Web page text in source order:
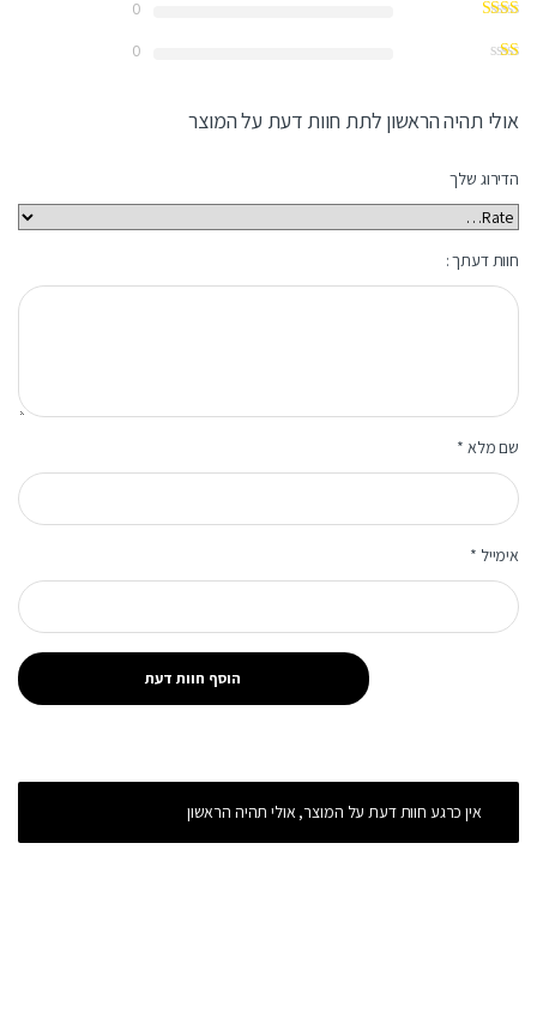
0
0
אולי תהיה הראשון לתת חוות דעת על המוצר
הדירוג שלך
חוות דעתך :
שם מלא *
אימייל *
אין כרגע חוות דעת על המוצר, אולי תהיה הראשון